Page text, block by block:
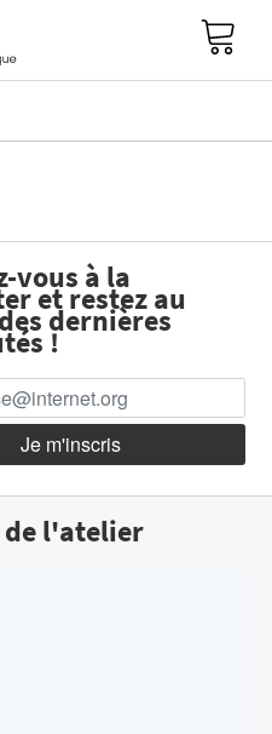
vous à la
et restez au
dernières
!
de l'atelier